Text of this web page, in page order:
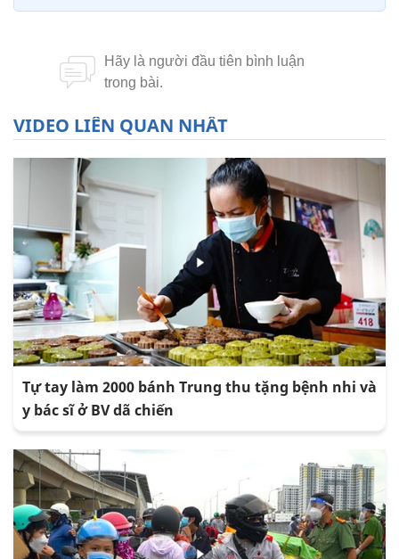
VIDEO LIÊN QUAN NHẤT
Tự tay làm 2000 bánh Trung thu tặng bệnh nhi và
y bác sĩ ở BV dã chiến